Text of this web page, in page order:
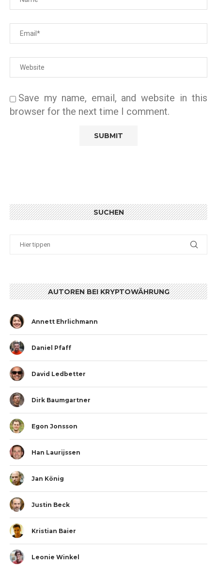
Save my name, email, and website in this
browser for the next time I comment.
SUCHEN
AUTOREN BEI KRYPTOWÄHRUNG
Annett Ehrlichmann
Daniel Pfaff
David Ledbetter
Dirk Baumgartner
Egon Jonsson
Han Laurijssen
Jan König
Justin Beck
Kristian Baier
Leonie Winkel